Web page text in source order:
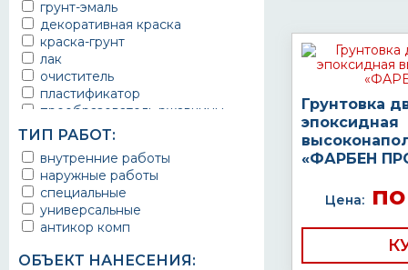
грунт-эмаль
декоративная краска
краска-грунт
лак
очиститель
пластификатор
преобразователь ржавчины
эмаль
Краска
Покрытие
грунт эмаль
защитное покрытие
ТИП РАБОТ:
внутренние работы
наружные работы
специальные
универсальные
антикор комп
ОБЪЕКТ НАНЕСЕНИЯ:
Грунтовка
эпоксидная
«ФАРБЕН
Цена:по